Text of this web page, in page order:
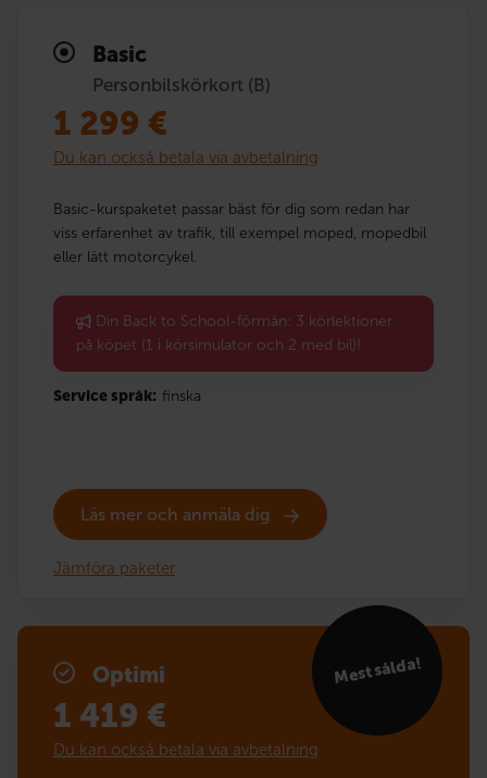
Basic
Personbilskörkort (B)
1 299 €
Du kan också betala via avbetalning
Basic-kurspaketet passar bäst för dig som redan har
viss erfarenhet av trafik, till exempel moped, mopedbil
eller lätt motorcykel.
Din Back to School-förmån: 3 körlektioner
på köpet (1 i körsimulator och 2 med bil)!
Service språk: finska
Läs mer och anmäla dig
Jämföra paketer
Optimi Mest sålda!
1 419 €
Du kan också betala via avbetalning